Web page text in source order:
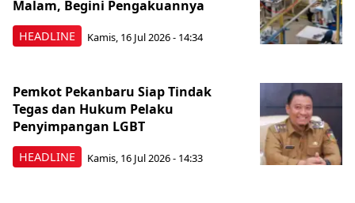
HEADLINE
Malam, Begini Pengakuannya
Kamis, 16 Jul 2026 - 14:34
HEADLINE
Pemkot Pekanbaru Siap Tindak
Tegas dan Hukum Pelaku
Penyimpangan LGBT
Kamis, 16 Jul 2026 - 14:33